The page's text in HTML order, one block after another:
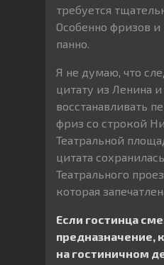
требуется
Особенно фризов
панно.
Я не думаю, что
цитату из Ленина
восстанавливать
фриз со строкой
Театральной
цитата
Театрального
которая
Если гостинца
предназначение,
на гостиничном